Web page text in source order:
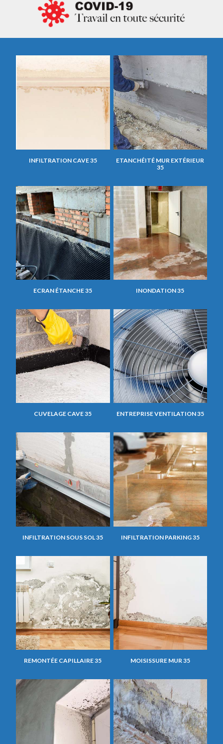
INFILTRATION CAVE 35
ETANCHÉITÉ MUR EXTÉRIEUR
35
ECRAN ÉTANCHE 35 INONDATION 35
CUVELAGE CAVE 35 ENTREPRISE VENTILATION 35
INFILTRATION SOUS SOL 35 INFILTRATION PARKING 35
REMONTÉE CAPILLAIRE 35 MOISISSURE MUR 35